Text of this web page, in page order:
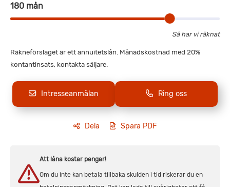
180 mån
Så har vi räknat
Räkneförslaget är ett annuitetslån. Månadskostnad med 20%
kontantinsats, kontakta säljare.
Intresseanmälan Ring oss
Dela Spara PDF
Att låna kostar pengar!
Om du inte kan betala tillbaka skulden i tid riskerar du en